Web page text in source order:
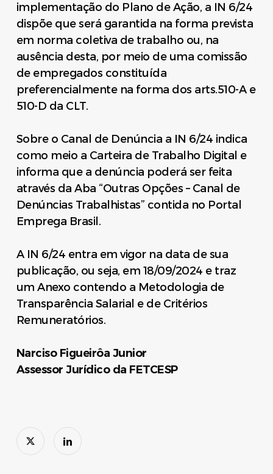
implementação do Plano de Ação, a IN 6/24
dispõe que será garantida na forma prevista
em norma coletiva de trabalho ou, na
ausência desta, por meio de uma comissão
de empregados constituída
preferencialmente na forma dos arts.510-A e
510-D da CLT.
Sobre o Canal de Denúncia a IN 6/24 indica
como meio a Carteira de Trabalho Digital e
informa que a denúncia poderá ser feita
através da Aba “Outras Opções – Canal de
Denúncias Trabalhistas” contida no Portal
Emprega Brasil.
A IN 6/24 entra em vigor na data de sua
publicação, ou seja, em 18/09/2024 e traz
um Anexo contendo a Metodologia de
Transparência Salarial e de Critérios
Remuneratórios.
Narciso Figueirôa Junior
Assessor Jurídico da FETCESP